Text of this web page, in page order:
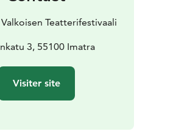
Teatterifestivaali
3, 55100 Imatra
Visiter site